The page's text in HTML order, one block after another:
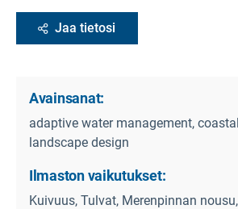
Jaa tietosi
Avainsanat:
adaptive water management,
landscape design
Ilmaston vaikutukset:
Kuivuus, Tulvat, Merenpinnan